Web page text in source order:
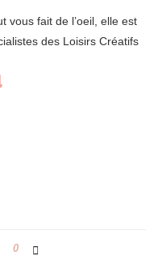
vous fait de l’oeil, elle est
des Loisirs Créatifs
0